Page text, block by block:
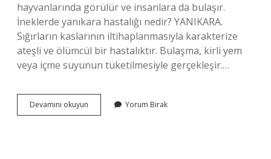
hayvanlarında görülür ve insanlara da bulaşır.
İneklerde yanıkara hastalığı nedir? YANIKARA.
Sığırların kaslarının iltihaplanmasıyla karakterize
ateşli ve ölümcül bir hastalıktır. Bulaşma, kirli yem
veya içme suyunun tüketilmesiyle gerçekleşir.…
Devamını okuyun Yanıkara
Hastalığı
Yorum Bırak